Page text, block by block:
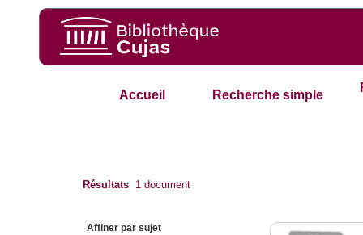
Accueil Recherche simple
Résultats 1 document
Affiner par sujet